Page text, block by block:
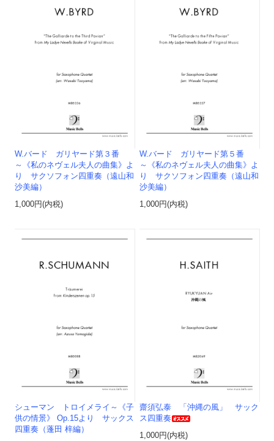
W.バード ガリヤード第３番
～《私のネヴェル夫人の曲集》よ
り サクソフォン四重奏（遠山和
沙美編）
1,000円(内税)
W.バード ガリヤード第５番
～《私のネヴェル夫人の曲集》よ
り サクソフォン四重奏（遠山和
沙美編）
1,000円(内税)
シューマン トロイメライ～《子
供の情景》 Op.15より サックス
四重奏（蓬田 梓編）
齋須弘泰 「沖縄の風」 サック
ス四重奏
1,000円(内税)